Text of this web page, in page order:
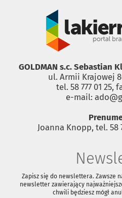
GOLDMAN s.c. Sebastian
ul. Armii Krajowej
tel. 58 777 01 25,
e-mail:
Joanna Knopp, tel. 58
Zapisz się do newslettera. Zawsze
newsletter zawierający
chwili będziesz mógł